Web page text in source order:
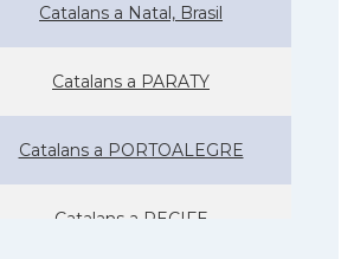
Catalans a Natal, Brasil
Catalans a PARATY
Catalans a PORTOALEGRE
Catalans a RECIFE